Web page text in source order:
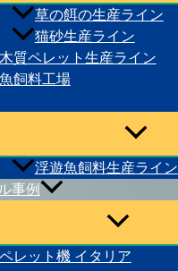
草の餌の生産ライン
猫砂生産ライン
木質ペレット生産ライン
魚飼料工場
浮遊魚飼料生産ライン
事例
ペレット機 イタリア